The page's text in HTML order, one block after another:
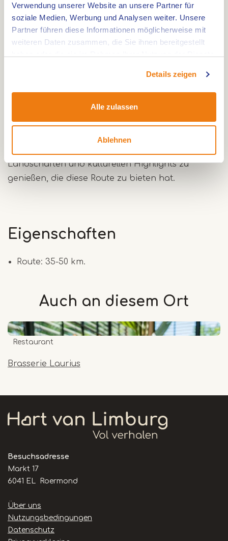
Verwendung unserer Website an unsere Partner für
soziale Medien, Werbung und Analysen weiter. Unsere
Partner führen diese Informationen möglicherweise mit
weiteren Daten zusammen, die Sie ihnen bereitgestellt
Details zeigen
Alle zulassen
Ablehnen
Diese ca. 38 km lange Radroute führt Sie an einer
Reihe von besonderen Orten vorbei. Die Route
beginnt in der Nähe der Brasserie Laurius, wo Sie
vor oder nach Ihrer Radtour einen Snack und ein
Während dieser Tour erkunden Sie unter
anderem das Blauwe Meertje, Bocholt, Belgien
und die historische Voorste Luysmolen. Es ist eine
großartige Gelegenheit, diese Sehenswürdigkeiten
Landschaften und kulturellen Highlights zu
genießen, die diese Route zu bieten hat.
Eigenschaften
Route: 35-50 km.
Auch an diesem Ort
Brasserie Laurius
Restaurant
Besuchsadresse
Markt 17
6041 EL Roermond
Handige
links
Über uns
Nutzungsbedingungen
Datenschutz